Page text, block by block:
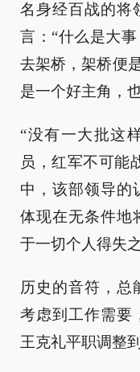
名身经百战的将
言：“什么是大
去架桥，架桥便
是一个好主角，
“没有一大批这
员，红军不可能
中，该部领导的
体现在无条件地
于一切个人得失之
历史的音符，总
考虑到工作需要
王克礼平职调整